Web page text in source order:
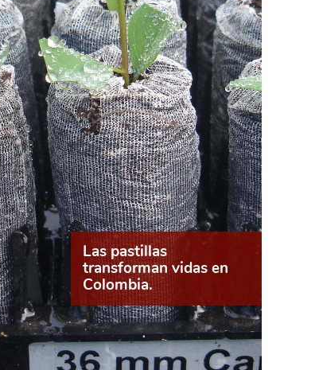
Las pastillas
transforman vidas en
Colombia.